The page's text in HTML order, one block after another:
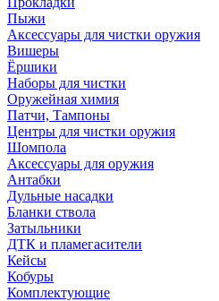
Пыжи
Аксессуары для чистки оружия
Вишеры
Ёршики
Наборы для чистки
Оружейная химия
Патчи, Тампоны
Центры для чистки оружия
Шомпола
Аксессуары для оружия
Антабки
Дульные насадки
Бланки ствола
Затыльники
ДТК и пламегасители
Кейсы
Кобуры
Комплектующие